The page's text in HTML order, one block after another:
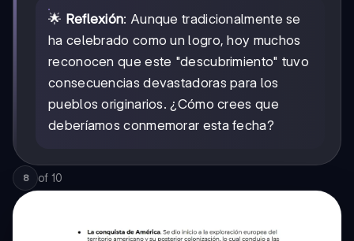
🌟 Reflexión: Aunque tradicionalmente se
ha celebrado como un logro, hoy muchos
reconocen que este "descubrimiento" tuvo
consecuencias devastadoras para los
pueblos originarios. ¿Cómo crees que
deberíamos conmemorar esta fecha?
8 of 10